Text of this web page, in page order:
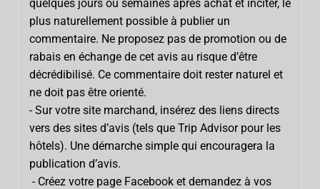
quelques jours ou semaines après achat et inciter, le
plus naturellement possible à publier un
commentaire. Ne proposez pas de promotion ou de
rabais en échange de cet avis au risque d’être
décrédibilisé. Ce commentaire doit rester naturel et
ne doit pas être orienté.
- Sur votre site marchand, insérez des liens directs
vers des sites d’avis (tels que Trip Advisor pour les
hôtels). Une démarche simple qui encouragera la
publication d’avis.
- Créez votre page Facebook et demandez à vos